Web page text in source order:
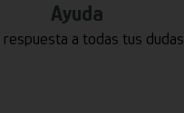
Ayuda
respuesta a todas tus dudas